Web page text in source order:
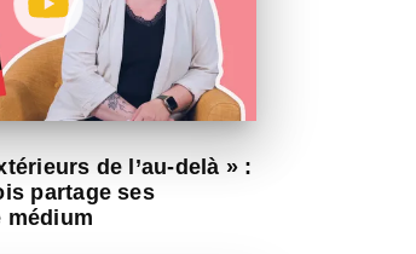
de l’au-delà » :
partage ses
médium